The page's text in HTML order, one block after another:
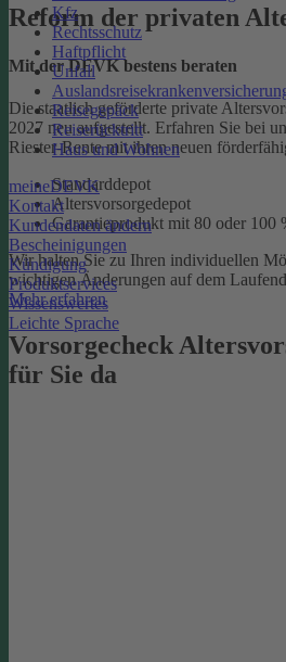
Kfz
Rechtsschutz
Haftpflicht
Unfall
Reisegepäck
Reiserücktritt
Haus und Wohnen
meineDEVK
Kontakt
Kundendaten ändern
Bescheinigungen
Kündigung
Produktservices
Wissenswertes
Leichte Sprache
Reform der privaten
Mit der DEVK bestens beraten
Die staatlich geförderte private
2027 neu aufgestellt. Erfahren Sie bei
Riester-Rente mit ihren neuen
Standarddepot
Altersvorsorgedepot
Garantieprodukt mit 80 oder 100
Wir halten Sie zu Ihren individuellen
wichtigen Änderungen auf dem
Mehr erfahren
Vorsorgecheck
für Sie da